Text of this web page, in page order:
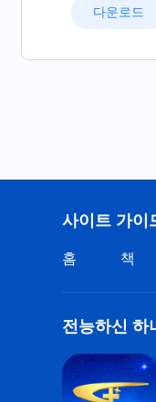
다운로드
사이트 가이
홈 책
전능하신 하